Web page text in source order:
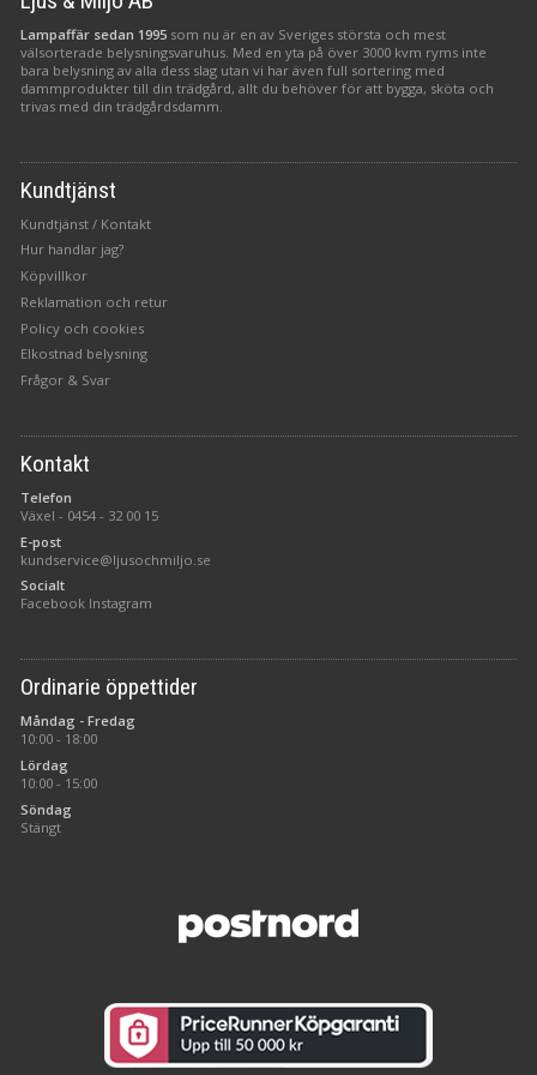
Lampaffär sedan 1995 som nu är en av Sveriges största och mest
välsorterade belysningsvaruhus. Med en yta på över 3000 kvm ryms inte
bara belysning av alla dess slag utan vi har även full sortering med
dammprodukter till din trädgård, allt du behöver för att bygga, sköta och
trivas med din trädgårdsdamm.
Kundtjänst
Kundtjänst / Kontakt
Hur handlar jag?
Köpvillkor
Reklamation och retur
Policy och cookies
Elkostnad belysning
Frågor & Svar
Kontakt
Telefon
Växel - 0454 - 32 00 15
E-post
kundservice@ljusochmiljo.se
Socialt
Facebook Instagram
Ordinarie öppettider
Måndag - Fredag
10:00 - 18:00
Lördag
10:00 - 15:00
Söndag
Stängt